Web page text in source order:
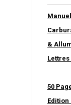
&
Lettres
50
Edition